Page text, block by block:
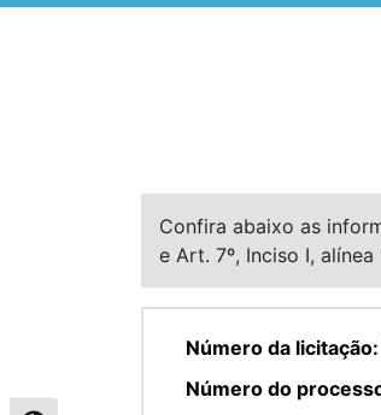
Confira abaixo as
e Art. 7º, Inciso I, alínea
Número da licitação:
Número do